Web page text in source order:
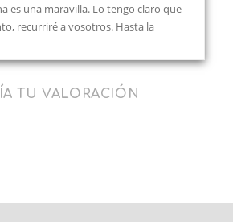
es una maravilla. Lo tengo claro que
recurriré a vosotros. Hasta la
TU VALORACIÓN